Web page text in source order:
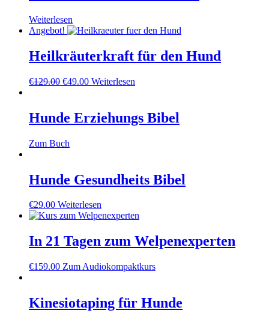
Weiterlesen
Angebot!
Heilkräuterkraft für den Hund
€129.00 Ursprünglicher
€129.00
€49.00Aktueller
€49.00.
Weiterlesen
Hunde Erziehungs Bibel
Zum Buch
Hunde Gesundheits Bibel
€29.00 Weiterlesen
In 21 Tagen zum Welpenexperten
€159.00 Zum Audiokompaktkurs
Kinesiotaping für Hunde